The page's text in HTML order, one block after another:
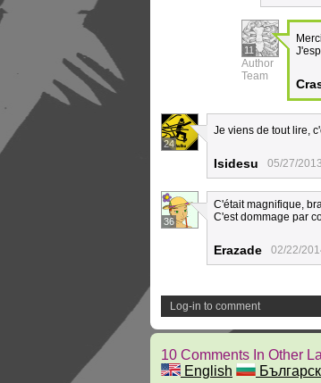
11
Author
Team
Merci
24
Je viens de tout lire,
Isidesu 05/27/
36
C'était magnifique,
C'est dommage par
Erazade 02/22/
Log-in to comment
10 Comments In Other
English